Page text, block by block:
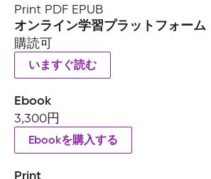
Print PDF EPUB
オンライン学習プラットフォーム
購読可
いますぐ読む
Ebook
3,300円
Ebookを購入する
Print